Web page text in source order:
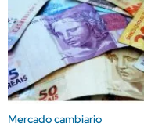
Mercado cambiario